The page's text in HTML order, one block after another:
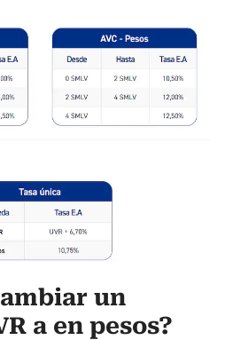
un
a en pesos?